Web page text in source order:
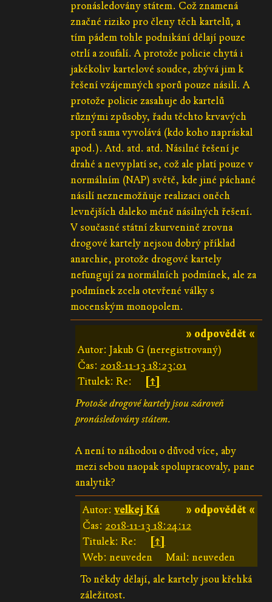
pronásledovány státem. Což znamená
značné riziko pro členy těch kartelů, a
tím pádem tohle podnikání dělají pouze
otrlí a zoufalí. A protože policie chytá i
jakékoliv kartelové soudce, zbývá jim k
řešení vzájemných sporů pouze násilí. A
protože policie zasahuje do kartelů
různými způsoby, řadu těchto krvavých
sporů sama vyvolává (kdo koho napráskal
apod.). Atd. atd. atd. Násilné řešení je
drahé a nevyplatí se, což ale platí pouze v
normálním (NAP) světě, kde jiné páchané
násilí neznemožňuje realizaci oněch
levnějších daleko méně násilných řešení.
V současné státní zkurvenině zrovna
drogové kartely nejsou dobrý příklad
anarchie, protože drogové kartely
nefungují za normálních podmínek, ale za
podmínek zcela otevřené války s
mocenským monopolem.
» odpovědět «
Autor: Jakub G (neregistrovaný)
Čas: 2018-11-13 18:23:01
Titulek: Re:
[↑]
Protože drogové kartely jsou zároveň
pronásledovány státem.
A není to náhodou o důvod více, aby
mezi sebou naopak spolupracovaly, pane
analytik?
» odpovědět «
Autor:velkej Ká
Čas: 2018-11-13 18:24:12
Titulek: Re:
[↑]
Web: neuveden
Mail: neuveden
To někdy dělají, ale kartely jsou křehká
záležitost.